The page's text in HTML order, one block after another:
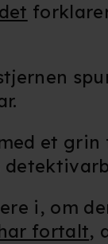
et
i, om
fortalt,